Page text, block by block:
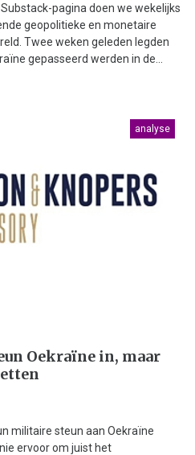
pagina doen we wekelijks
geopolitieke en monetaire
Twee weken geleden legden
gepasseerd werden in de...
analyse
Oekraïne in, maar
militaire steun aan Oekraïne
ervoor om juist het